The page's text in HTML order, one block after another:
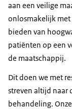
aan een veilige
onlosmakelijk met
bieden van
patiënten op een
de maatschappij.
Dit doen we met
streven altijd naar
behandeling.